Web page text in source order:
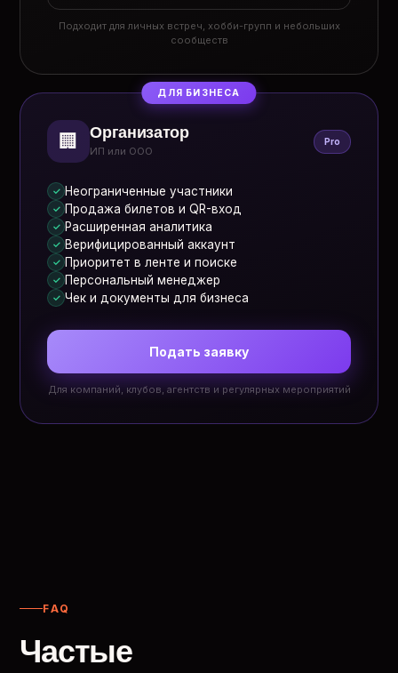
Подходит для личных встреч, хобби-групп и небольших
сообществ
ДЛЯ БИЗНЕСА
🏢 Организатор
ИП или ООО
Pro
✓ Неограниченные участники
✓ Продажа билетов и QR-вход
✓ Расширенная аналитика
✓ Верифицированный аккаунт
✓ Приоритет в ленте и поиске
✓ Персональный менеджер
✓ Чек и документы для бизнеса
Подать заявку
Для компаний, клубов, агентств и регулярных мероприятий
FAQ
Частые